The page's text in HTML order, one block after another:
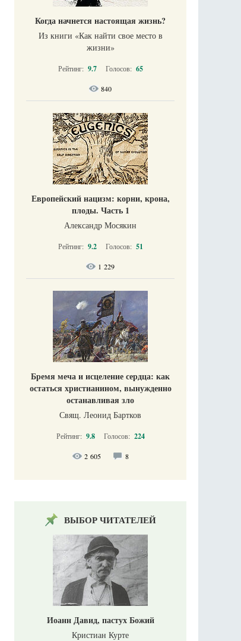
Когда начнется настоящая жизнь?
Из книги «Как найти свое место в
жизни​»
Рейтинг: 9.7 Голосов: 65
840
Европейский нацизм: корни, крона,
плоды. Часть 1
Александр Мосякин
Рейтинг: 9.2 Голосов: 51
1 229
Бремя меча и исцеление сердца: как
остаться христианином, вынужденно
останавливая зло
Свящ. Леонид Бартков
Рейтинг: 9.8 Голосов: 224
2 605 8
ВЫБОР ЧИТАТЕЛЕЙ
Иоанн Давид, пастух Божий
Кристиан Курте